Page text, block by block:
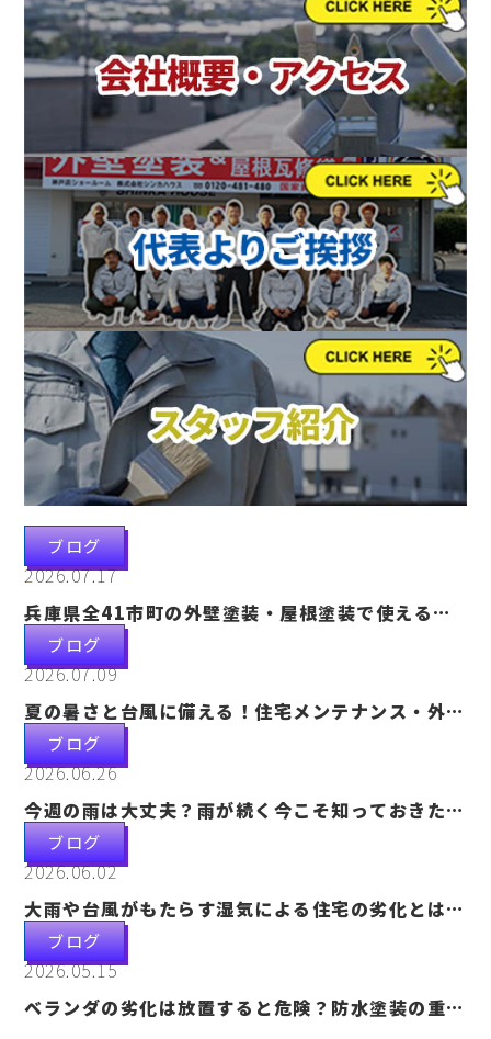
ブログ
2026.07.17
兵庫県全41市町の外壁塗装・屋根塗装で使える補
助金一覧【2026年最新版】市町別に徹底解説
ブログ
2026.07.09
夏の暑さと台風に備える！住宅メンテナンス・外壁
塗装の重要性を詳しく解説
ブログ
2026.06.26
今週の雨は大丈夫？雨が続く今こそ知っておきたい
住宅劣化と外壁塗装の重要性
ブログ
2026.06.02
大雨や台風がもたらす湿気による住宅の劣化とは？
外壁塗装が大切な理由を徹底解説
ブログ
2026.05.15
ベランダの劣化は放置すると危険？防水塗装の重要